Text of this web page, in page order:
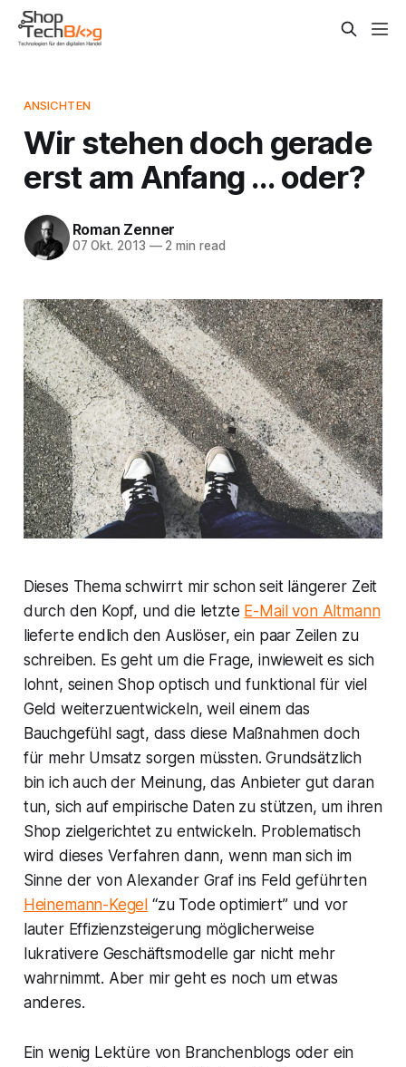
ANSICHTEN
Wir stehen doch gerade
erst am Anfang … oder?
Roman Zenner
07 Okt. 2013 —2 min read
Dieses Thema schwirrt mir schon seit längerer Zeit
durch den Kopf, und die letzte E-Mail von Altmann
lieferte endlich den Auslöser, ein paar Zeilen zu
schreiben. Es geht um die Frage, inwieweit es sich
lohnt, seinen Shop optisch und funktional für viel
Geld weiterzuentwickeln, weil einem das
Bauchgefühl sagt, dass diese Maßnahmen doch
für mehr Umsatz sorgen müssten. Grundsätzlich
bin ich auch der Meinung, das Anbieter gut daran
tun, sich auf empirische Daten zu stützen, um ihren
Shop zielgerichtet zu entwickeln. Problematisch
wird dieses Verfahren dann, wenn man sich im
Sinne der von Alexander Graf ins Feld geführten
Heinemann-Kegel “zu Tode optimiert” und vor
lauter Effizienzsteigerung möglicherweise
lukrativere Geschäftsmodelle gar nicht mehr
wahrnimmt. Aber mir geht es noch um etwas
anderes.
Ein wenig Lektüre von Branchenblogs oder ein